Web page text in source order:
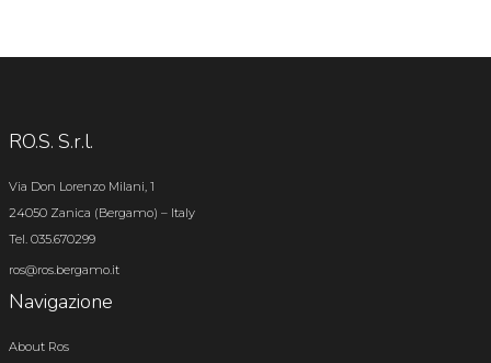
RO.S. S.r.l.
Via Don Lorenzo Milani, 1
24050 Zanica (Bergamo) – Italy
Tel. 035.670299
ros@ros.bergamo.it
Navigazione
About Ros